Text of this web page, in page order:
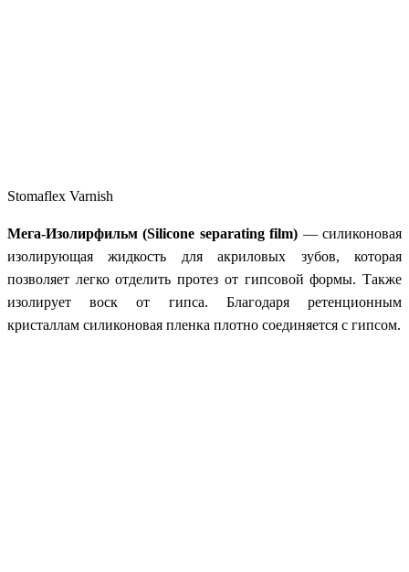
Stomaflex Varnish
Мега-Изолирфильм (Silicone separating film) — силиконовая
изолирующая жидкость для акриловых зубов, которая
позволяет легко отделить протез от гипсовой формы. Также
изолирует воск от гипса. Благодаря ретенционным
кристаллам силиконовая пленка плотно соединяется с гипсом.